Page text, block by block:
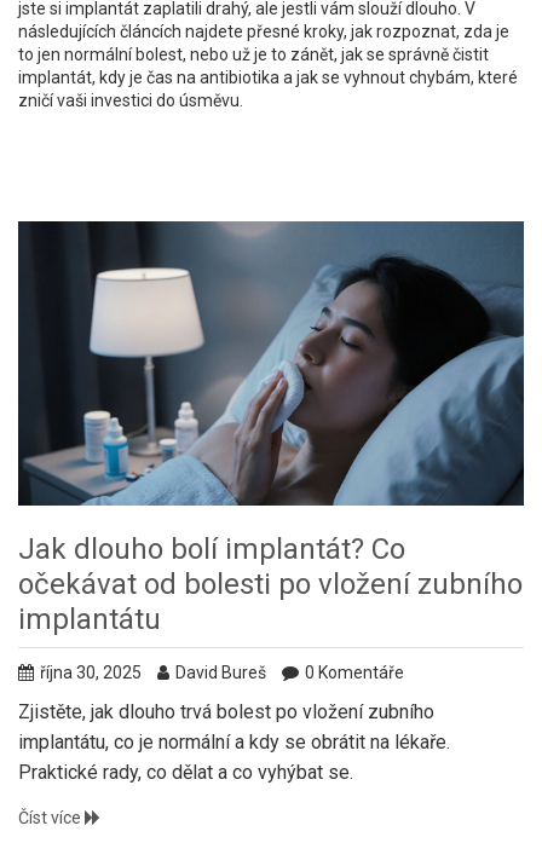
jste si implantát zaplatili drahý, ale jestli vám slouží dlouho. V
následujících článcích najdete přesné kroky, jak rozpoznat, zda je
to jen normální bolest, nebo už je to zánět, jak se správně čistit
implantát, kdy je čas na antibiotika a jak se vyhnout chybám, které
zničí vaši investici do úsměvu.
Jak dlouho bolí implantát? Co
očekávat od bolesti po vložení zubního
implantátu
října 30, 2025 David Bureš 0 Komentáře
Zjistěte, jak dlouho trvá bolest po vložení zubního
implantátu, co je normální a kdy se obrátit na lékaře.
Praktické rady, co dělat a co vyhýbat se.
Číst více